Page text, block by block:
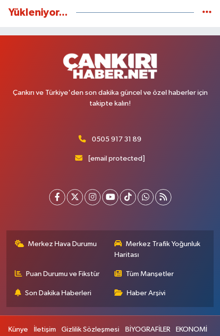
Yükleniyor...
Çankırı ve Türkiye'den son dakika güncel ve özel haberler için
takipte kalın!
0505 917 31 89
[email protected]
Merkez Hava Durumu
Merkez Trafik Yoğunluk
Haritası
Puan Durumu ve Fikstür Tüm Manşetler
Son Dakika Haberleri Haber Arşivi
Künye İletişim Gizlilik Sözleşmesi BİYOGRAFİLER EKONOMİ